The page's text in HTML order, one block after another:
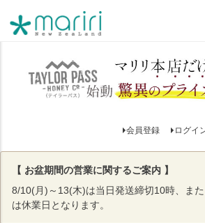
会員登録 ログイ
【 お盆期間の営業に関するご案内 】
8/10(月)～13(木)は当日発送締切10時、ま
は休業日となります。